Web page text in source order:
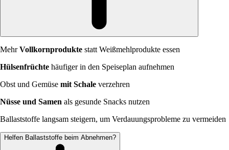
MehrVollkornprodukte statt Weißmehlprodukte essen
Hülsenfrüchte häufiger in den Speiseplan aufnehmen
Obst und Gemüse mit Schale verzehren
Nüsse und Samen als gesunde Snacks nutzen
Ballaststoffe langsam steigern, um Verdauungsprobleme zu vermeiden
Helfen Ballaststoffe beim Abnehmen?